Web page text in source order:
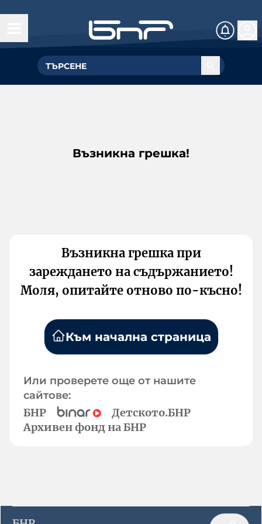
Възникна грешка!
Възникна грешка при
зареждането на съдържанието!
Моля, опитайте отново по-късно!
Към начална страница
Или проверете още от нашите
сайтове:
БНР
Детското.БНР
Архивен фонд на БНР